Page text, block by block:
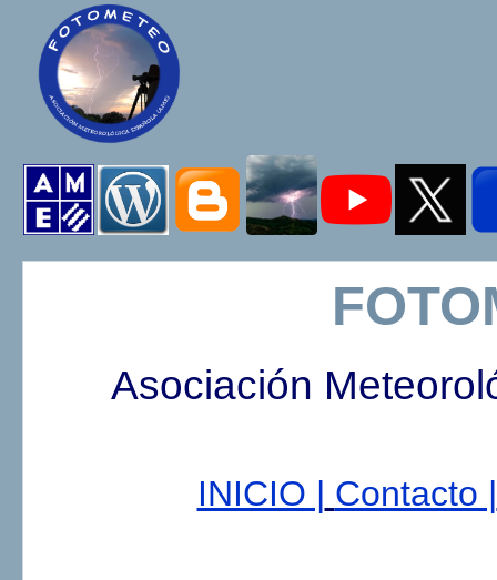
Asociación
INICIO | Contacto |